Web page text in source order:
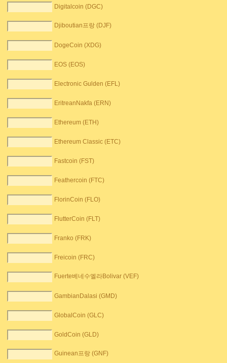
Digitalcoin (DGC)
Djiboutian프랑 (DJF)
DogeCoin (XDG)
EOS (EOS)
Electronic Gulden (EFL)
EritreanNakfa (ERN)
Ethereum (ETH)
Ethereum Classic (ETC)
Fastcoin (FST)
Feathercoin (FTC)
FlorinCoin (FLO)
FlutterCoin (FLT)
Franko (FRK)
Freicoin (FRC)
Fuerte베네수엘라Bolivar (VEF)
GambianDalasi (GMD)
GlobalCoin (GLC)
GoldCoin (GLD)
Guinean프랑 (GNF)